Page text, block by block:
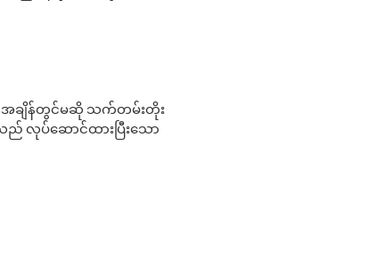
သည့်အချိန်တွင်မဆို သက်တမ်းတိုး
လုပ်ဆောင်ထားပြီးသော